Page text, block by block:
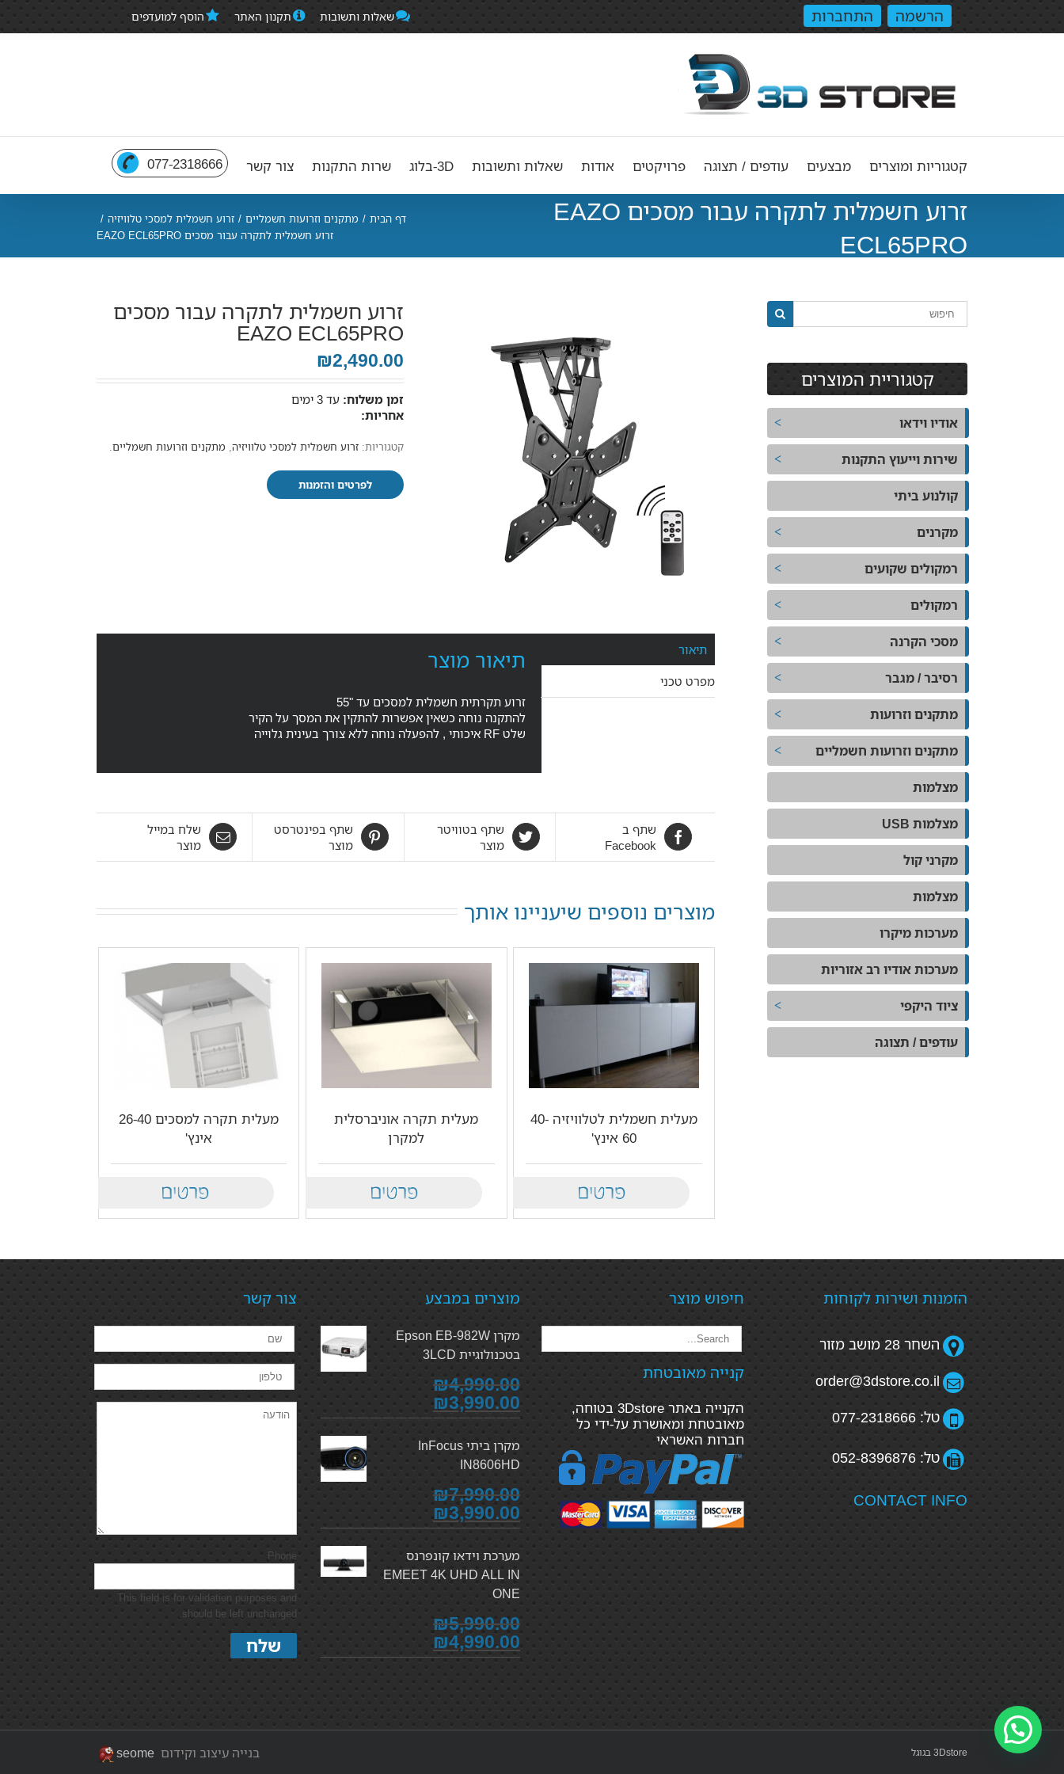
שאלות ותשובות תקנון האתר הוסף למועדפים הרשמה התחברות
קטגוריות ומוצרים מבצעים עודפים / תצוגה פרויקטים אודות שאלות ותשובות 3D-בלוג שרות התקנות צור קשר 077-2318666
זרוע חשמלית לתקרה עבור מסכים EAZO
ECL65PRO
דף הבית / מתקנים וזרועות חשמליים / זרוע חשמלית למסכי טלוויזיה /
זרוע חשמלית לתקרה עבור מסכים EAZO ECL65PRO
זרוע חשמלית לתקרה עבור מסכים
EAZO ECL65PRO
₪2,490.00
זמן משלוח: עד 3 ימים
אחריות:
קטגוריות:זרוע חשמלית למסכי טלוויזיה, מתקנים וזרועות חשמליים.
לפרטים והזמנות
תיאור
מפרט טכני
תיאור מוצר
זרוע תקרתית חשמלית למסכים עד "55
להתקנה נוחה כשאין אפשרות להתקין את המסך על הקיר
שלט RF איכותי , להפעלה נוחה ללא צורך בעינית גלוייה
שתף ב
Facebook
שתף בטוויטר
מוצר
שתף בפינטרסט
מוצר
שלח במייל
מוצר
מוצרים נוספים שיעניינו אותך
מעלית חשמלית לטלוויזיה 40-
60 אינץ'
Details
מעלית תקרה אוניברסלית
למקרן
Details
מעלית תקרה למסכים 26-40
אינץ'
Details
קטגוריית המוצרים
אודיו וידאו
שירות וייעוץ התקנות
קולנוע ביתי
מקרנים
רמקולים שקועים
רמקולים
מסכי הקרנה
רסיבר / מגבר
מתקנים וזרועות
מתקנים וזרועות חשמליים
מצלמות
מצלמות USB
מקרני קול
מצלמות
מערכות מיקרו
מערכות אודיו רב אזוריות
ציוד היקפי
עודפים / תצוגה
הזמנות ושירות לקוחות
השחר 28 מושב מזור
order@3dstore.co.il
טל: 077-2318666
טל: 052-8396876
CONTACT INFO
חיפוש מוצר
קנייה מאובטחת
הקנייה באתר 3Dstore בטוחה,
מאובטחת ומאושרת על-ידי כל
חברות האשראי
מוצרים במבצע
מקרן Epson EB-982W
בטכנולוגיית 3LCD
₪4,990.00
₪3,990.00
מקרן ביתי InFocus
IN8606HD
₪7,990.00
₪3,990.00
מערכת וידאו קונפרנס
EMEET 4K UHD ALL IN
ONE
₪5,990.00
₪4,990.00
צור קשר
Phone
This field is for validation purposes and
should be left unchanged.
בנייה עיצוב וקידום seome 3Dstore בגוגל